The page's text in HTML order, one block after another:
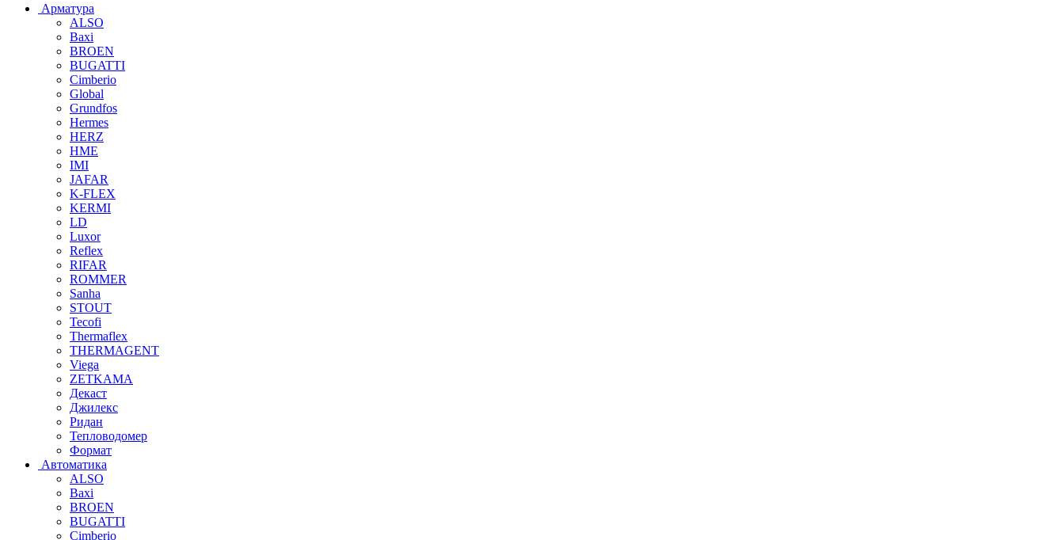
Арматура
ALSO
Baxi
BROEN
BUGATTI
Cimberio
Global
Grundfos
Hermes
HERZ
HME
IMI
JAFAR
K-FLEX
KERMI
LD
Luxor
Reflex
RIFAR
ROMMER
Sanha
STOUT
Tecofi
Thermaflex
THERMAGENT
Viega
ZETKAMA
Декаст
Джилекс
Ридан
Тепловодомер
Формат
Автоматика
ALSO
Baxi
BROEN
BUGATTI
Cimberio